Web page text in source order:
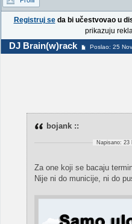
Registruj seda bi učestvovao u
prikazuju
DJ Brain(w)rack Poslao: 25
bojank ::
Napisano: 23
Za one koji se bacaju
Nije ni do municije, ni do